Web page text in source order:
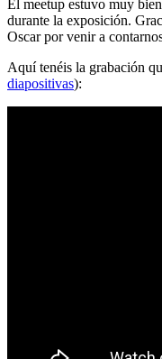
El meetup estuvo muy
durante la exposición.
Oscar por venir a
Aquí tenéis la grabación
diapositivas):